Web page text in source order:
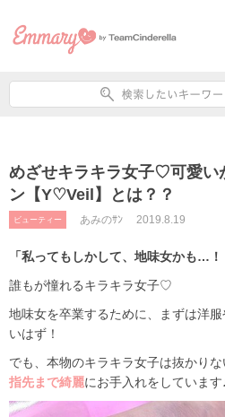
めざせキラキラ女子♡可愛い
ン【Y♡Veil】とは？？
ビューティー あみのｻﾝ 2019.8.19
「私ってもしかして、地味女かも…！
誰もが憧れるキラキラ女子♡
地味女を卒業するために、まずは洋
いはず！
でも、本物のキラキラ女子は抜かりな
指先まで綺麗にお手入れをしています